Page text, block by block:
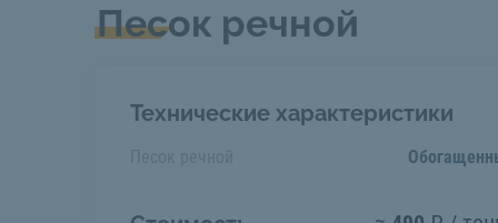
Песок речной
Технические характеристики